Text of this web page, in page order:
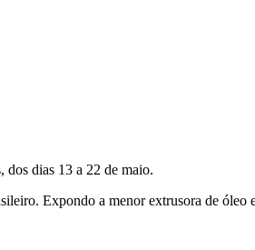
dos dias 13 a 22 de maio.
Expondo a menor extrusora de